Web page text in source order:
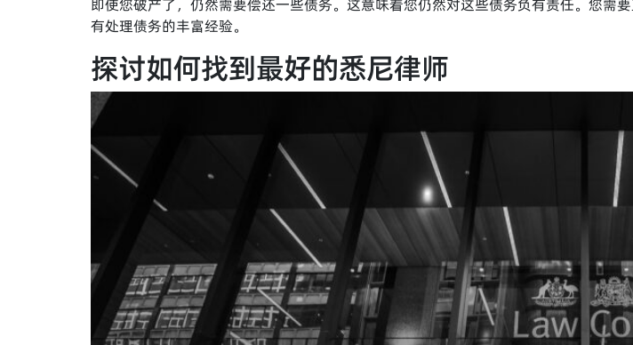
即使您破产了，仍然需要偿还一些债务。这意味着您仍然对这些债务负有责任。您需
有处理债务的丰富经验。
探讨如何找到最好的悉尼律师